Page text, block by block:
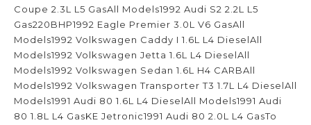
Coupe 2.3L L5 GasAll Models1992 Audi S2 2.2L L5
Gas220BHP1992 Eagle Premier 3.0L V6 GasAll
Models1992 Volkswagen Caddy I 1.6L L4 DieselAll
Models1992 Volkswagen Jetta 1.6L L4 DieselAll
Models1992 Volkswagen Sedan 1.6L H4 CARBAll
Models1992 Volkswagen Transporter T3 1.7L L4 DieselAll
Models1991 Audi 80 1.6L L4 DieselAll Models1991 Audi
80 1.8L L4 GasKE Jetronic1991 Audi 80 2.0L L4 GasTo